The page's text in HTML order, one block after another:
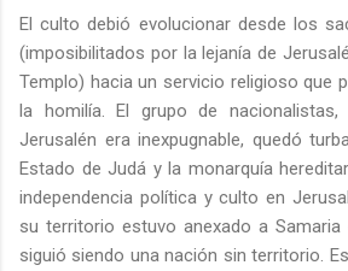
El culto debió evolucionar desde los
(imposibilitados por la lejanía de
Templo) hacia un servicio religioso que
la homilía. El grupo de nacionalistas,
Jerusalén era inexpugnable, quedó
Estado de Judá y la monarquía
independencia política y culto en
su territorio estuvo anexado a Samaria
siguió siendo una nación sin territorio.